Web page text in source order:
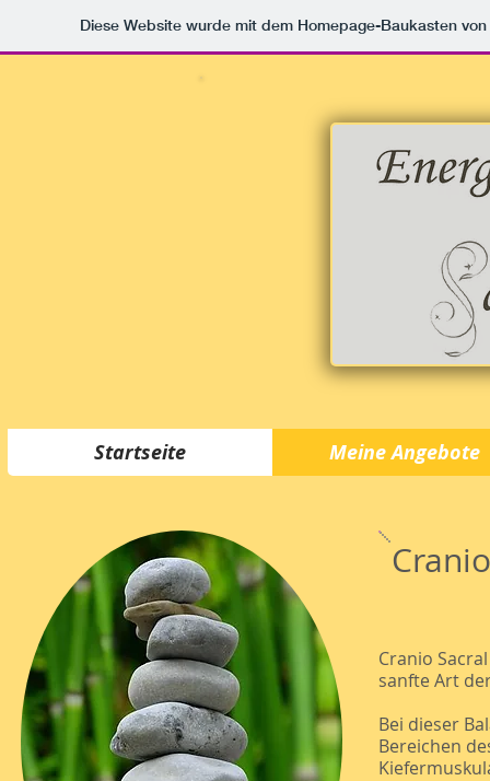
Diese Website wurde mit dem Homepage-Baukasten von
Startseite Meine Angebote
Cranio
sanfte Art
Bei dieser
Bereichen